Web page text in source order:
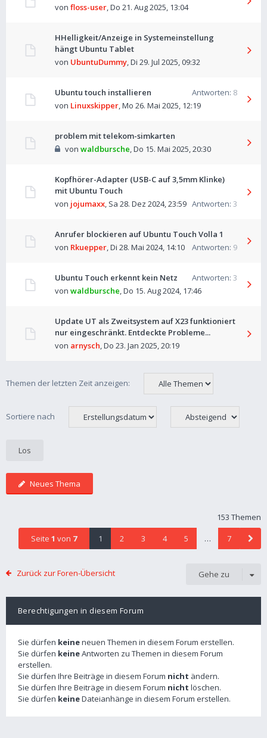
von floss-user,Do 21. Aug 2025, 13:04
HHelligkeit/Anzeige in Systemeinstellung
hängt Ubuntu Tablet
von UbuntuDummy,Di 29. Jul 2025, 09:32
Ubuntu touch installieren Antworten: 8
von Linuxskipper,Mo 26. Mai 2025, 12:19
problem mit telekom-simkarten
von waldbursche,Do 15. Mai 2025, 20:30
Kopfhörer-Adapter (USB-C auf 3,5mm Klinke)
mit Ubuntu Touch
Antworten: 3
von jojumaxx, Sa 28. Dez 2024, 23:59
Anrufer blockieren auf Ubuntu Touch Volla 1
Antworten: 9
von Rkuepper,Di 28. Mai 2024, 14:10
Ubuntu Touch erkennt kein Netz Antworten: 3
von waldbursche,Do 15. Aug 2024, 17:46
Update UT als Zweitsystem auf X23 funktioniert
nur eingeschränkt. Entdeckte Probleme...
von arnysch,Do 23. Jan 2025, 20:19
Themen der letzten Zeit anzeigen:
Sortiere nach
Neues Thema
153 Themen
Seite 1 von 7 1 2 3 4 5 … 7
Zurück zur Foren-Übersicht Gehe zu
Berechtigungen in diesem Forum
Sie dürfen keineneuen Themen in diesem Forum erstellen.
Sie dürfen keineAntworten zu Themen in diesem Forum
erstellen.
Sie dürfen Ihre Beiträge in diesem Forum nicht ändern.
Sie dürfen Ihre Beiträge in diesem Forum nicht löschen.
Sie dürfen keineDateianhänge in diesem Forum erstellen.